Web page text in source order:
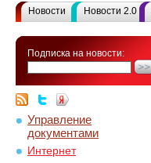
Новости Новости 2.0
Подписка на новости:
Управление
документами
Интернет